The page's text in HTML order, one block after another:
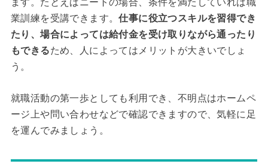
ます。たとえばニートの場合、条件を満たしていれば職
業訓練を受講できます。仕事に役立つスキルを習得でき
たり、場合によっては給付金を受け取りながら通ったり
もできるため、人によってはメリットが大きいでしょ
う。
就職活動の第一歩としても利用でき、不明点はホームペ
ージ上や問い合わせなどで確認できますので、気軽に足
を運んでみましょう。